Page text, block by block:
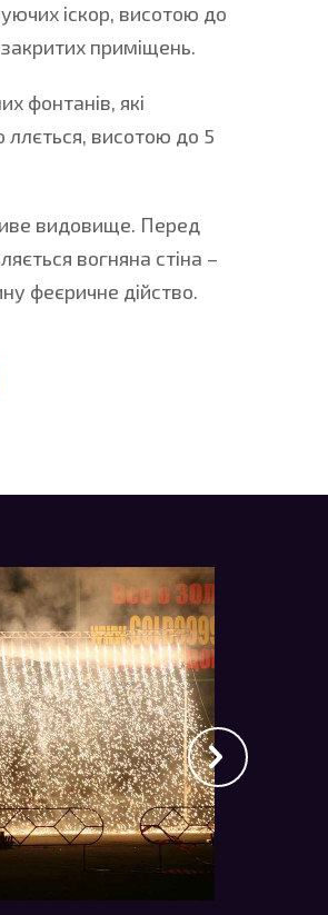
іскор, висотою до
приміщень.
фонтанів, які
висотою до 5
видовище. Перед
вогняна стіна –
феєричне дійство.